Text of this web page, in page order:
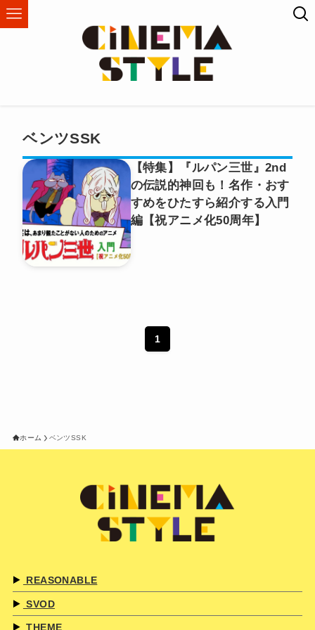
ベンツSSK
【特集】『ルパン三世』2nd
の伝説的神回も！名作・おす
すめをひたすら紹介する入門
編【祝アニメ化50周年】
1
ホーム ベンツSSK
REASONABLE
SVOD
THEME